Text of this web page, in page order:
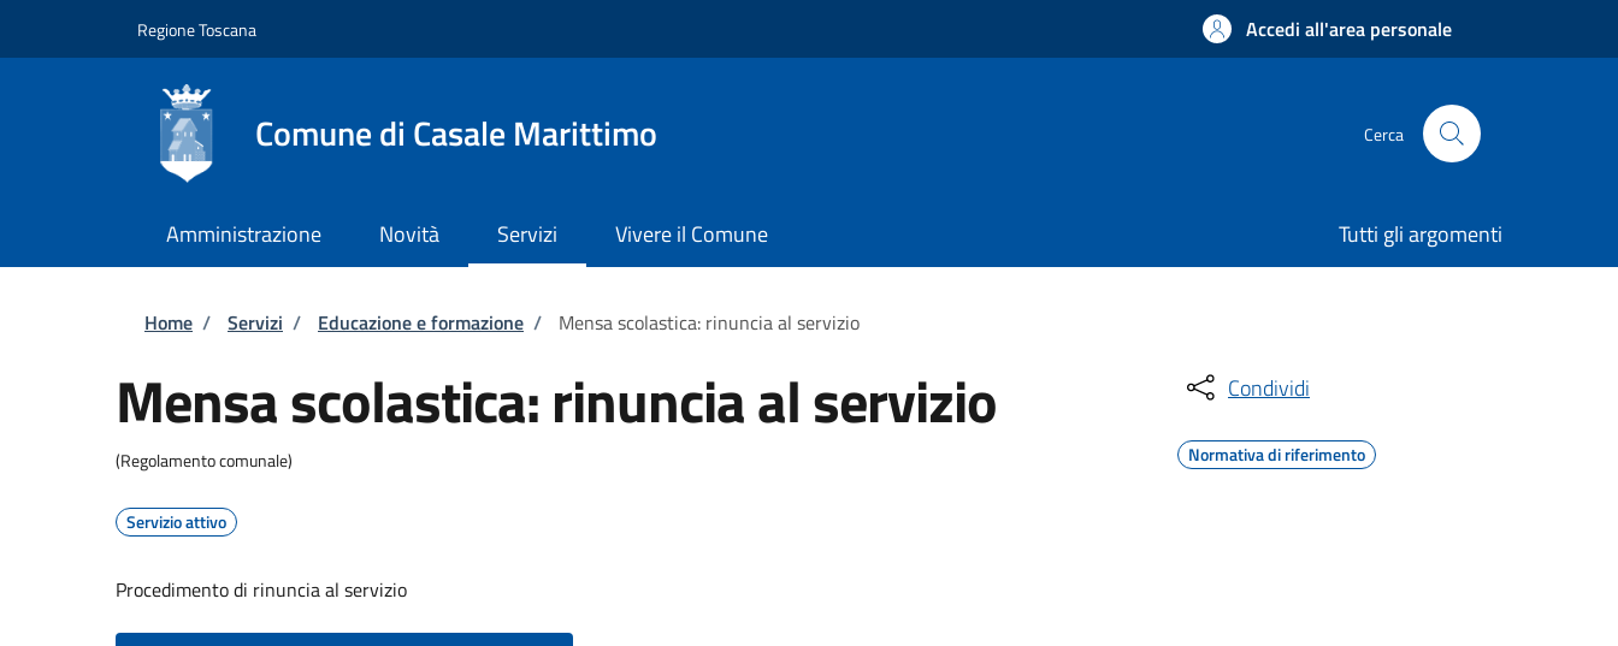
Regione Toscana Accedi all'area personale
Comune di Casale Marittimo Cerca
Amministrazione Novità Servizi Vivere il Comune Tutti gli argomenti
Briciole di pane
Home / Servizi / Educazione e formazione / Mensa scolastica: rinuncia al servizio
Mensa scolastica: rinuncia al servizio
(Regolamento comunale)
Servizio attivo
Procedimento di rinuncia al servizio
Condividi
Normativa di riferimento